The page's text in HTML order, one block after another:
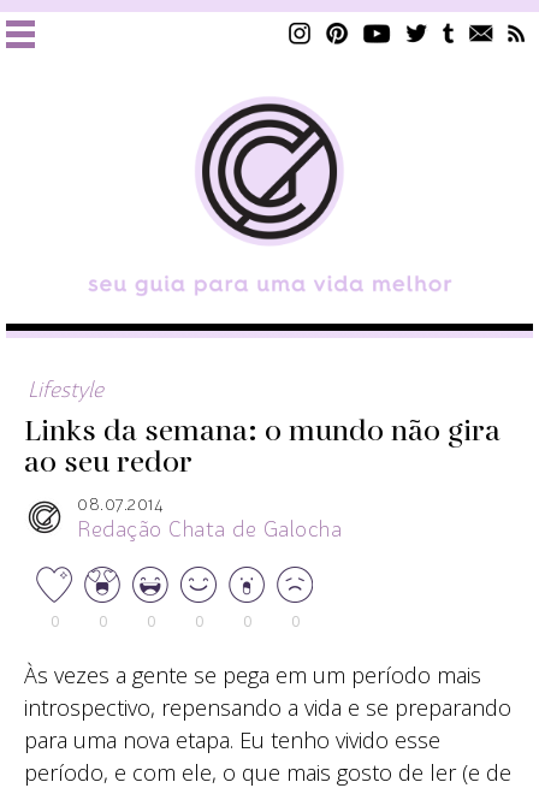
Lifestyle
Links da semana: o mundo não gira
ao seu redor
08.07.2014
Redação Chata de Galocha
0 0 0 0 0 0
Às vezes a gente se pega em um período mais
introspectivo, repensando a vida e se preparando
para uma nova etapa. Eu tenho vivido esse
período, e com ele, o que mais gosto de ler (e de